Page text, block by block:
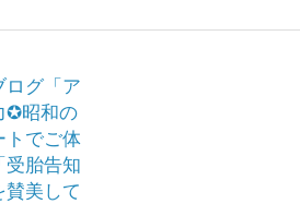
ログ「ア
✪昭和の
トでご体
受胎告知
賛美して